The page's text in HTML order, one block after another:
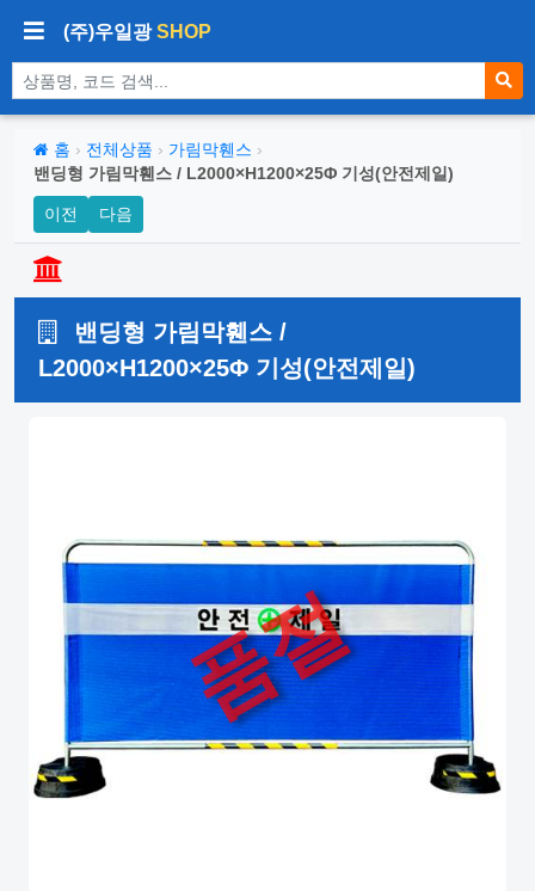
(주)우일광SHOP
상품 검색
홈 › 전체상품 › 가림막휀스 ›
밴딩형 가림막휀스 / L2000×H1200×25Φ 기성(안전제일)
이전 다음
밴딩형 가림막휀스 /
L2000×H1200×25Φ 기성(안전제일)
품절